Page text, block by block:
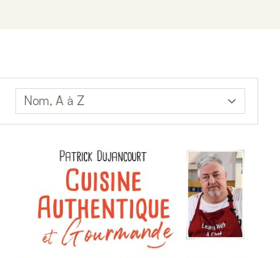
Nom, A à Z